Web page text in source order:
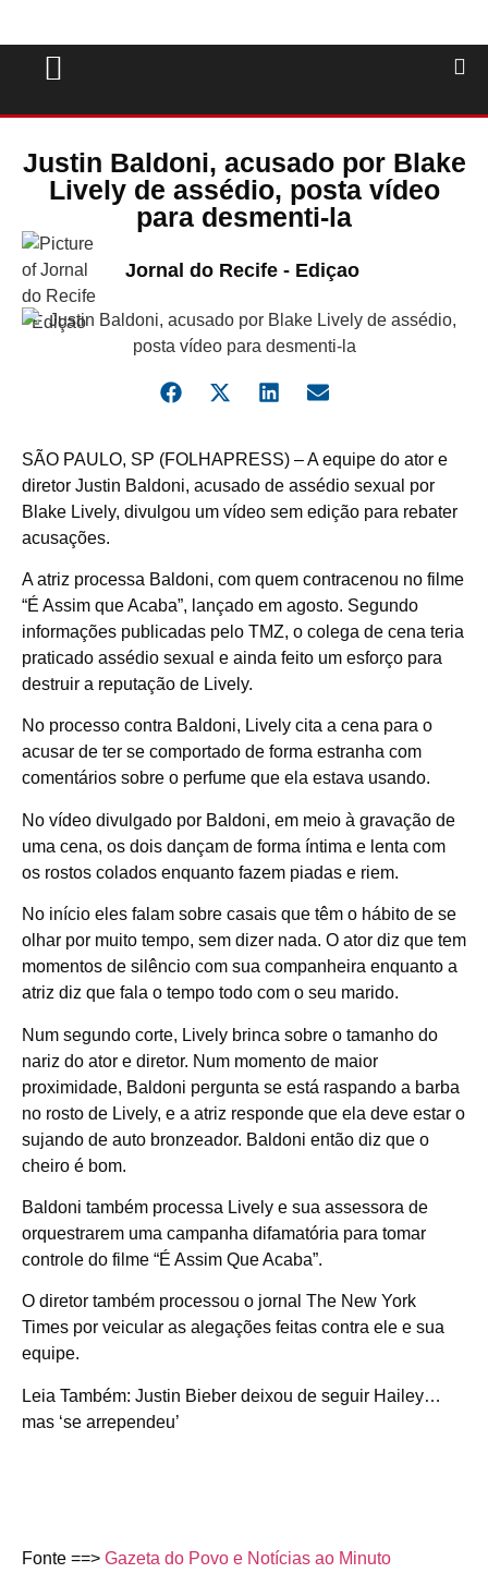
Justin Baldoni, acusado por Blake
Lively de assédio, posta vídeo
para desmenti-la
Jornal do Recife - Ediçao
SÃO PAULO, SP (FOLHAPRESS) – A equipe do ator e
diretor Justin Baldoni, acusado de assédio sexual por
Blake Lively, divulgou um vídeo sem edição para rebater
acusações.
A atriz processa Baldoni, com quem contracenou no filme
“É Assim que Acaba”, lançado em agosto. Segundo
informações publicadas pelo TMZ, o colega de cena teria
praticado assédio sexual e ainda feito um esforço para
destruir a reputação de Lively.
No processo contra Baldoni, Lively cita a cena para o
acusar de ter se comportado de forma estranha com
comentários sobre o perfume que ela estava usando.
No vídeo divulgado por Baldoni, em meio à gravação de
uma cena, os dois dançam de forma íntima e lenta com
os rostos colados enquanto fazem piadas e riem.
No início eles falam sobre casais que têm o hábito de se
olhar por muito tempo, sem dizer nada. O ator diz que tem
momentos de silêncio com sua companheira enquanto a
atriz diz que fala o tempo todo com o seu marido.
Num segundo corte, Lively brinca sobre o tamanho do
nariz do ator e diretor. Num momento de maior
proximidade, Baldoni pergunta se está raspando a barba
no rosto de Lively, e a atriz responde que ela deve estar o
sujando de auto bronzeador. Baldoni então diz que o
cheiro é bom.
Baldoni também processa Lively e sua assessora de
orquestrarem uma campanha difamatória para tomar
controle do filme “É Assim Que Acaba”.
O diretor também processou o jornal The New York
Times por veicular as alegações feitas contra ele e sua
equipe.
Leia Também: Justin Bieber deixou de seguir Hailey…
mas ‘se arrependeu’
Fonte ==> Gazeta do Povo e Notícias ao Minuto